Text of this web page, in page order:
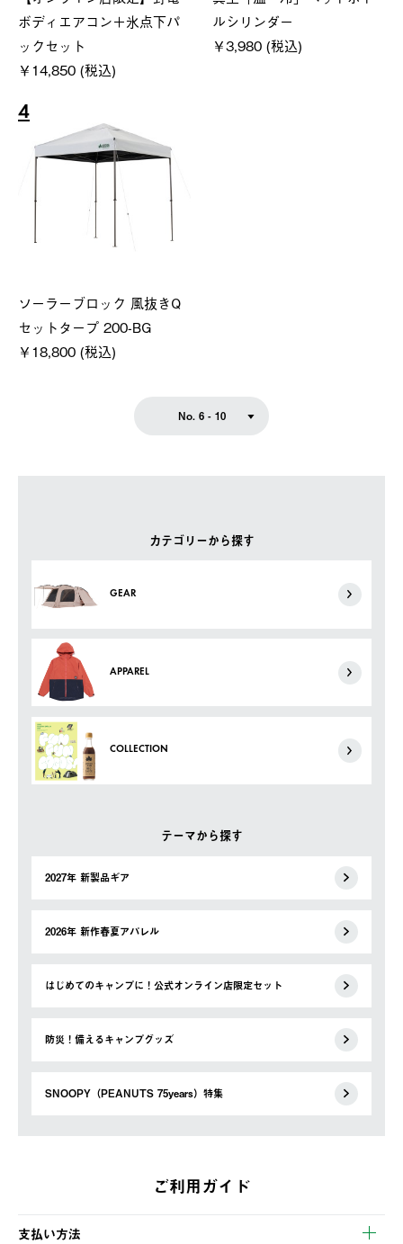
カテゴリーから探す
GEAR
APPAREL
COLLECTION
テーマから探す
2027年 新製品ギア
2026年 新作春夏アパレル
はじめてのキャンプに！公式オンライン店限定セット
防災！備えるキャンプグッズ
SNOOPY（PEANUTS 75years）特集
ボディエアコン＋氷点下パ
ックセット
￥14,850 (税込)
ルシリンダー
￥3,980 (税込)
4
ソーラーブロック 風抜きQ
セットタープ 200-BG
￥18,800 (税込)
No. 6 - 10
ご利用ガイド
支払い方法